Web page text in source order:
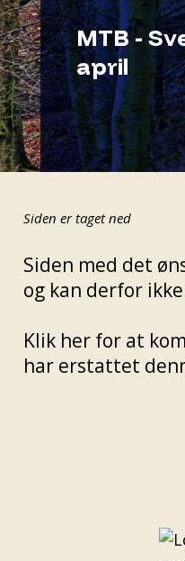
MTB -
april
Siden er taget ned
Siden med det
og kan derfor
Klik her for at
har erstattet